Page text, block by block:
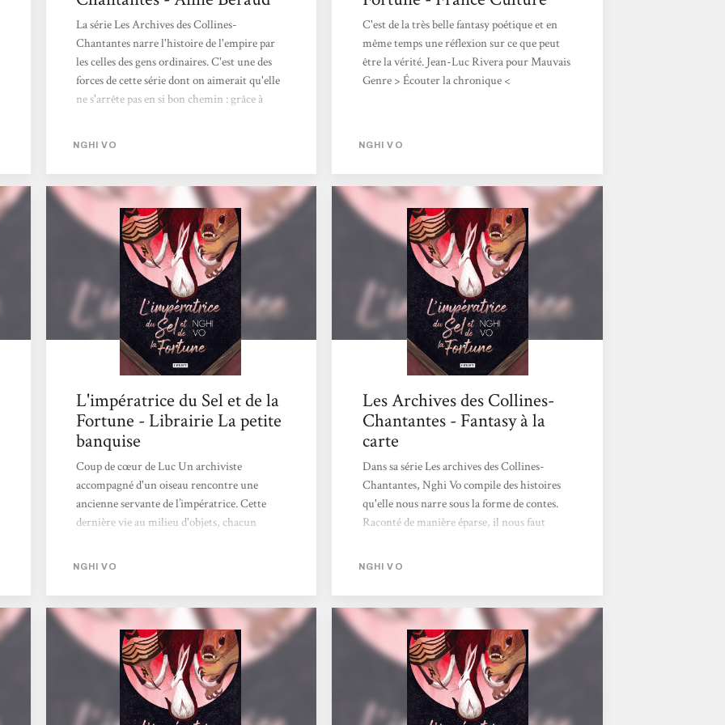
La série Les Archives des Collines-
Chantantes narre l'histoire de l'empire par
les celles des gens ordinaires. C'est une des
forces de cette série dont on aimerait qu'elle
ne s'arrête pas en si bon chemin : grâce à
rencontre. Accompagné de Presque-
Brillante, une oiselle à la mémoire infaillible
et au caractère bien trempé, Chih va, au
cours de ses pérégrinations, rencontrer
"gens de rien" qui s'avèreront d'une richesse
incroyable. Ces trois novellas dessinent un
paysage...
NGHI VO
C'est de la très belle fantasy poétique et en
même temps une réflexion sur ce que peut
être la vérité. Jean-Luc Rivera pour Mauvais
Genre > Écouter la chronique <
NGHI VO
L'impératrice du Sel et de la
Fortune - Librairie La petite
banquise
Coup de cœur de Luc Un archiviste
accompagné d'un oiseau rencontre une
ancienne servante de l’impératrice. Cette
dernière vie au milieu d'objets, chacun
construit peu à peu. Quelle beauté ! Une
bien peut-être. Petit bijou hors du temps, ce
récit va vous emmener loin, très loin.
Merveilleux !
NGHI VO
Les Archives des Collines-
Chantantes - Fantasy à la
carte
Dans sa série Les archives des Collines-
Chantantes, Nghi Vo compile des histoires
qu'elle nous narre sous la forme de contes.
Raconté de manière éparse, il nous faut
les personnages présents de ce qui relève de
l'archiviste est donc l'occasion de collecter
ces récits de vie afin de les consigner et ainsi
en garder une trace. Aussi, le duo formé par
l'adelphe et la huppe incarne ici la mémoire à
transmettre aux générations suivantes.
D'ailleurs, cette thématique est le fil
directeur de ces trois...
NGHI VO